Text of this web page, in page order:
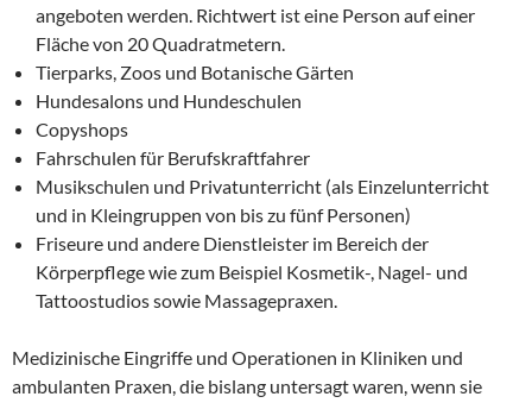
angeboten werden. Richtwert ist eine Person auf einer
Fläche von 20 Quadratmetern.
Tierparks, Zoos und Botanische Gärten
Hundesalons und Hundeschulen
Copyshops
Fahrschulen für Berufskraftfahrer
Musikschulen und Privatunterricht (als Einzelunterricht
und in Kleingruppen von bis zu fünf Personen)
Friseure und andere Dienstleister im Bereich der
Körperpflege wie zum Beispiel Kosmetik-, Nagel- und
Tattoostudios sowie Massagepraxen.
Medizinische Eingriffe und Operationen in Kliniken und
ambulanten Praxen, die bislang untersagt waren, wenn sie